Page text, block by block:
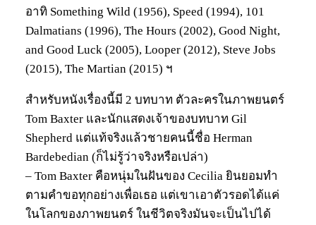
อาทิ Something Wild (1956), Speed (1994), 101
Dalmatians (1996), The Hours (2002), Good Night,
and Good Luck (2005), Looper (2012), Steve Jobs
(2015), The Martian (2015) ฯ
สำหรับหนังเรื่องนี้มี 2 บทบาท ตัวละครในภาพยนตร์
Tom Baxter และนักแสดงเจ้าของบทบาท Gil
Shepherd แต่แท้จริงแล้วชายคนนี้ชื่อ Herman
Bardebedian (ก็ไม่รู้ว่าจริงหรือเปล่า)
– Tom Baxter คือหนุ่มในฝันของ Cecilia ยินยอมทำ
ตามคำขอทุกอย่างเพื่อเธอ แต่เขาเอาตัวรอดได้แค่
ในโลกของภาพยนตร์ ในชีวิตจริงมันจะเป็นไปได้